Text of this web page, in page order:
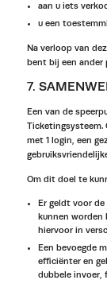
aan u iets
u een
Na verloop van
bent bij een ander
7.
Een van de
Ticketingsysteem.
met 1 login, een
Om dit doel te
Er geldt voor
kunnen worden
hiervoor in
Een bevoegde
efficiënter en
dubbele invoer,